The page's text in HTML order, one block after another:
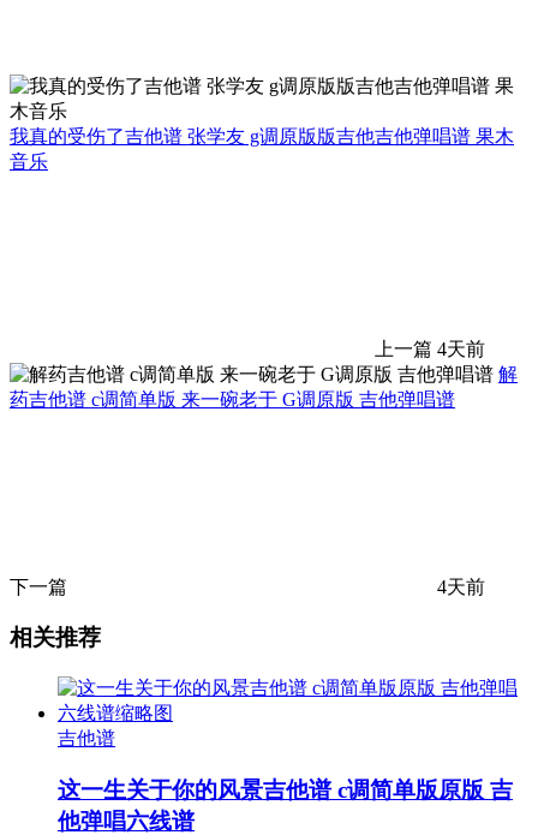
我真的受伤了吉他谱 张学友 g调原版版吉他吉他弹唱谱 果木
音乐
上一篇 4天前
解
药吉他谱 c调简单版 来一碗老于 G调原版 吉他弹唱谱
下一篇 4天前
相关推荐
吉他谱
这一生关于你的风景吉他谱 c调简单版原版 吉
他弹唱六线谱